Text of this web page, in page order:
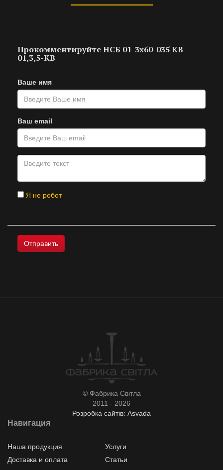
Прокомментируйте НСБ 01-3х60-035 КВ
01,3,5-КВ
Ваше имя
Ваш email
Я не робот
© Фабрика Світла
2011 - 2026
Розробка сайтів: Asvada
Навигация
Наша продукция
Услуги
Доставка и оплата
Статьи